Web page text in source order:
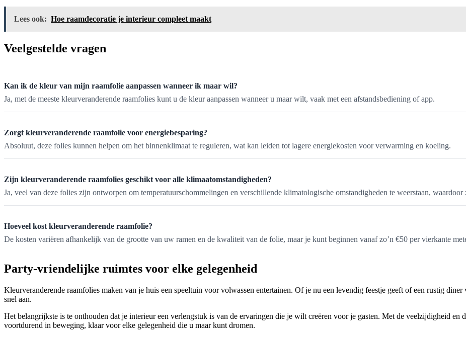
Lees ook: Hoe raamdecoratie je interieur compleet maakt
Veelgestelde vragen
Kan ik de kleur van mijn raamfolie aanpassen wanneer ik maar wil?
Ja, met de meeste kleurveranderende raamfolies kunt u de kleur aanpassen wanneer u maar wilt, vaak met een afstandsbediening of app.
Zorgt kleurveranderende raamfolie voor energiebesparing?
Absoluut, deze folies kunnen helpen om het binnenklimaat te reguleren, wat kan leiden tot lagere energiekosten voor verwarming en koeling.
Zijn kleurveranderende raamfolies geschikt voor alle klimaatomstandigheden?
Ja, veel van deze folies zijn ontworpen om temperatuurschommelingen en verschillende klimatologische omstandigheden te weerstaan,
Hoeveel kost kleurveranderende raamfolie?
De kosten variëren afhankelijk van de grootte van uw ramen en de kwaliteit van de folie, maar je kunt beginnen vanaf zo’n €50 per vierkante
Party-vriendelijke ruimtes voor elke gelegenheid
Kleurveranderende raamfolies maken van je huis een speeltuin voor volwassen entertainen. Of je nu een levendig feestje geeft of een rustig diner
snel aan.
Het belangrijkste is te onthouden dat je interieur een verlengstuk is van de ervaringen die je wilt creëren voor je gasten. Met de veelzijdigheid
voortdurend in beweging, klaar voor elke gelegenheid die u maar kunt dromen.